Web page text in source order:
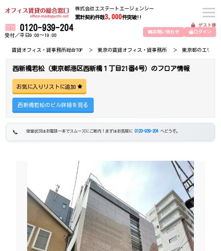
株式会社エステートエージェンシー
累計契約件数3,000件突破!!
0120-939-204
受付／平日9:00～19:00
ゲスト様
お問い合わせ
ログイン
賃貸オフィス・貸事務所総合TOP 東京の賃貸オフィス・貸事務所 東京都のエリア
西新橋若松（東京都港区西新橋１丁目21番4号）のフロア情報
お気に入りリストに追加
西新橋若松のビル詳細を見る
空室状況はお電話一本でスムーズにご案内！まずはお気軽に 0120-939-204 へどうぞ。